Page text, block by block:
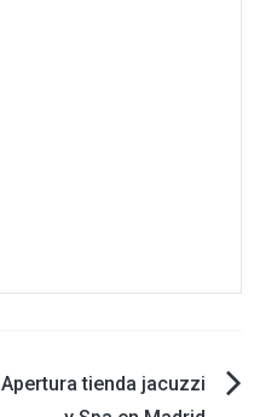
Apertura tienda jacuzzi